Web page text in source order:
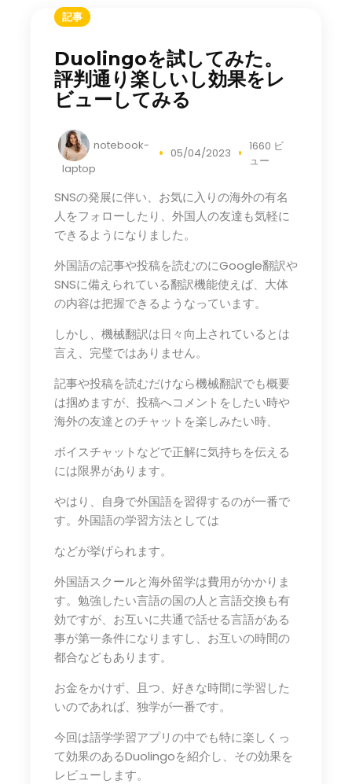
記事
Duolingoを試してみた。
評判通り楽しいし効果をレ
ビューしてみる
notebook-
laptop
05/04/2023
1660 ビ
ュー
SNSの発展に伴い、お気に入りの海外の有名
人をフォローしたり、外国人の友達も気軽に
できるようになりました。
外国語の記事や投稿を読むのにGoogle翻訳や
SNSに備えられている翻訳機能使えば、大体
の内容は把握できるようなっています。
しかし、機械翻訳は日々向上されているとは
言え、完璧ではありません。
記事や投稿を読むだけなら機械翻訳でも概要
は掴めますが、投稿へコメントをしたい時や
海外の友達とのチャットを楽しみたい時、
ボイスチャットなどで正解に気持ちを伝える
には限界があります。
やはり、自身で外国語を習得するのが一番で
す。外国語の学習方法としては
などが挙げられます。
外国語スクールと海外留学は費用がかかりま
す。勉強したい言語の国の人と言語交換も有
効ですが、お互いに共通で話せる言語がある
事が第一条件になりますし、お互いの時間の
都合などもあります。
お金をかけず、且つ、好きな時間に学習した
いのであれば、独学が一番です。
今回は語学学習アプリの中でも特に楽しくっ
て効果のあるDuolingoを紹介し、その効果を
レビューします。